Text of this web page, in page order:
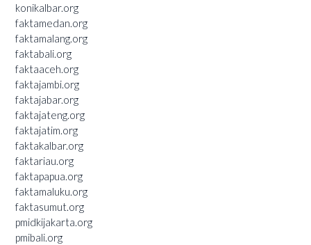
konikalbar.org
faktamedan.org
faktamalang.org
faktabali.org
faktaaceh.org
faktajambi.org
faktajabar.org
faktajateng.org
faktajatim.org
faktakalbar.org
faktariau.org
faktapapua.org
faktamaluku.org
faktasumut.org
pmidkijakarta.org
pmibali.org